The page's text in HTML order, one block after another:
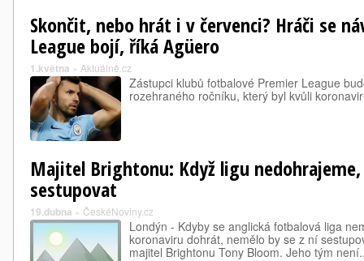
Skončit, nebo hrát i v červenci? Hráči se
League bojí, říká Agüero
1.května » Aktuálně.cz
Zástupci klubů fotbalové Premier League
rozehraného ročníku, který byl kvůli
Majitel Brightonu: Když ligu
sestupovat
19.dubna » ČeskéNoviny.cz
Londýn - Kdyby se anglická fotbalová liga
koronaviru dohrát, nemělo by se z ní
majitel Brightonu Tony Bloom. Jeho tým